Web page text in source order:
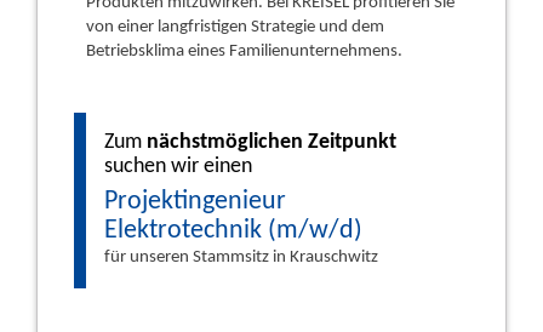
von einer langfristigen Strategie und dem
Betriebsklima eines Familienunternehmens.
Zum nächstmöglichen Zeitpunkt
suchen wir einen
Projektingenieur
Elektrotechnik (m/w/d)
für unseren Stammsitz in Krauschwitz